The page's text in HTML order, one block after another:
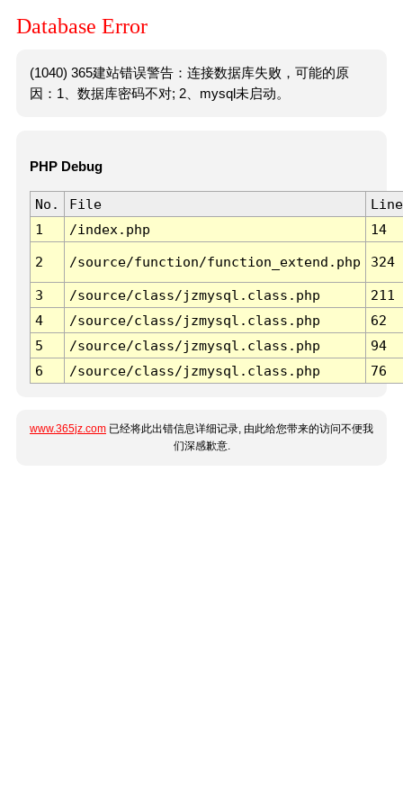
Database Error
(1040) 365建站错误警告：连接数据库失败，可能的原
因：1、数据库密码不对; 2、mysql未启动。
PHP Debug
No. File
Line
1
/index.php 14
2 /source/function/function_extend.php 324
3 /source/class/jzmysql.class.php
211
4
/source/class/jzmysql.class.php
62
5
/source/class/jzmysql.class.php
94
6
/source/class/jzmysql.class.php 76
www.365jz.com 已经将此出错信息详细记录, 由此给您带来的访问不便我
们深感歉意.